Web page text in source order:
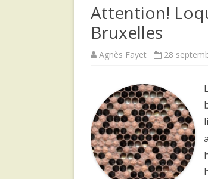
Attention!
Bruxelles
Agnès Fayet 28